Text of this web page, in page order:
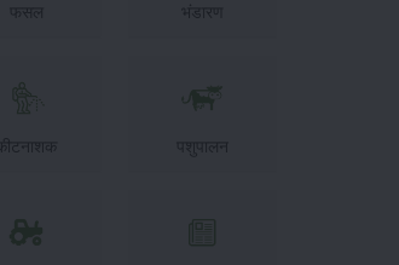
फसल भंडारण
कीटनाशक पशुपालन